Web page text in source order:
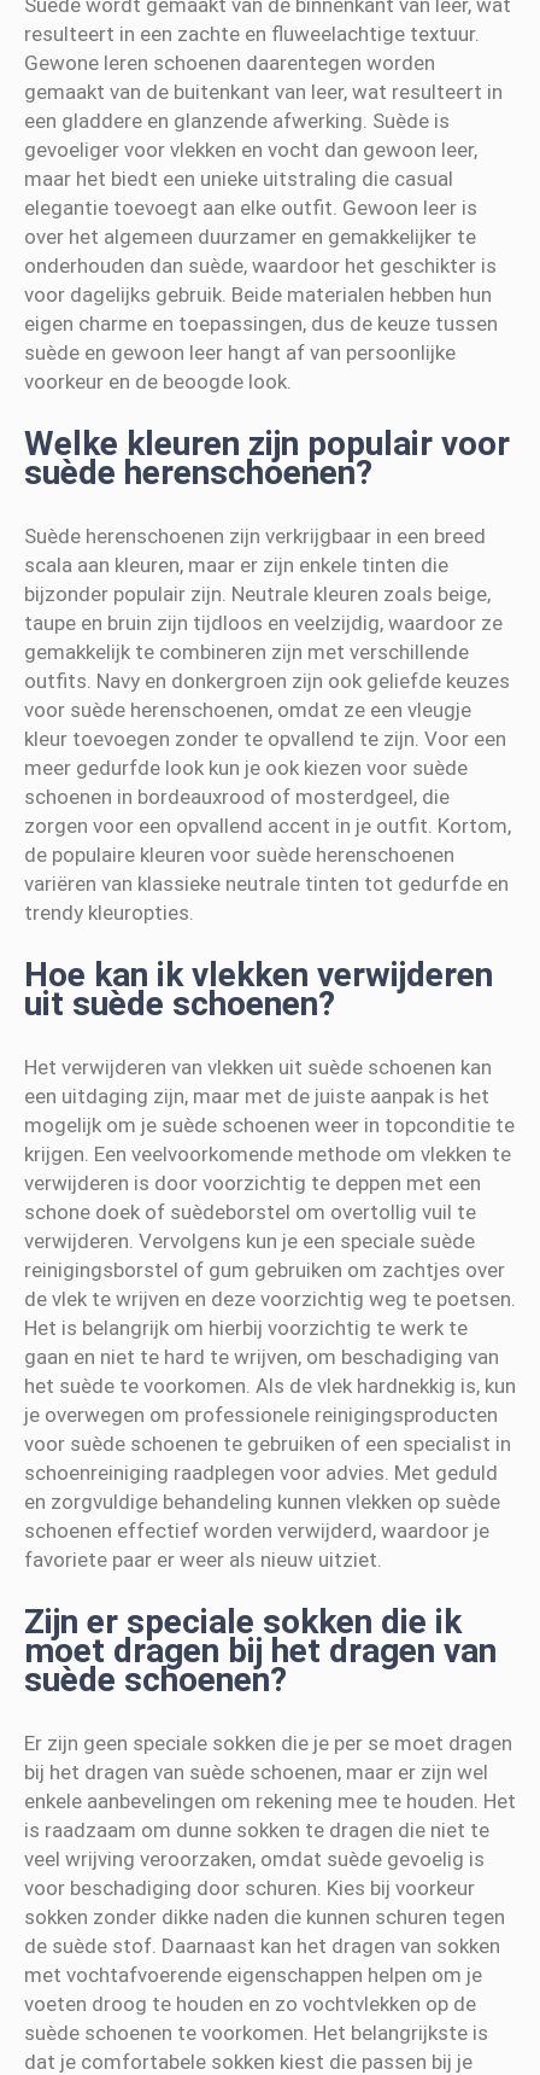
resulteert in een zachte en fluweelachtige textuur.
Gewone leren schoenen daarentegen worden
gemaakt van de buitenkant van leer, wat resulteert in
een gladdere en glanzende afwerking. Suède is
gevoeliger voor vlekken en vocht dan gewoon leer,
maar het biedt een unieke uitstraling die casual
elegantie toevoegt aan elke outfit. Gewoon leer is
over het algemeen duurzamer en gemakkelijker te
onderhouden dan suède, waardoor het geschikter is
voor dagelijks gebruik. Beide materialen hebben hun
eigen charme en toepassingen, dus de keuze tussen
suède en gewoon leer hangt af van persoonlijke
voorkeur en de beoogde look.
Welke kleuren zijn populair voor
suède herenschoenen?
Suède herenschoenen zijn verkrijgbaar in een breed
scala aan kleuren, maar er zijn enkele tinten die
bijzonder populair zijn. Neutrale kleuren zoals beige,
taupe en bruin zijn tijdloos en veelzijdig, waardoor ze
gemakkelijk te combineren zijn met verschillende
outfits. Navy en donkergroen zijn ook geliefde keuzes
voor suède herenschoenen, omdat ze een vleugje
kleur toevoegen zonder te opvallend te zijn. Voor een
meer gedurfde look kun je ook kiezen voor suède
schoenen in bordeauxrood of mosterdgeel, die
zorgen voor een opvallend accent in je outfit. Kortom,
de populaire kleuren voor suède herenschoenen
variëren van klassieke neutrale tinten tot gedurfde en
trendy kleuropties.
Hoe kan ik vlekken verwijderen
uit suède schoenen?
Het verwijderen van vlekken uit suède schoenen kan
een uitdaging zijn, maar met de juiste aanpak is het
mogelijk om je suède schoenen weer in topconditie te
krijgen. Een veelvoorkomende methode om vlekken te
verwijderen is door voorzichtig te deppen met een
schone doek of suèdeborstel om overtollig vuil te
verwijderen. Vervolgens kun je een speciale suède
reinigingsborstel of gum gebruiken om zachtjes over
de vlek te wrijven en deze voorzichtig weg te poetsen.
Het is belangrijk om hierbij voorzichtig te werk te
gaan en niet te hard te wrijven, om beschadiging van
het suède te voorkomen. Als de vlek hardnekkig is, kun
je overwegen om professionele reinigingsproducten
voor suède schoenen te gebruiken of een specialist in
schoenreiniging raadplegen voor advies. Met geduld
en zorgvuldige behandeling kunnen vlekken op suède
schoenen effectief worden verwijderd, waardoor je
favoriete paar er weer als nieuw uitziet.
Zijn er speciale sokken die ik
moet dragen bij het dragen van
suède schoenen?
Er zijn geen speciale sokken die je per se moet dragen
bij het dragen van suède schoenen, maar er zijn wel
enkele aanbevelingen om rekening mee te houden. Het
is raadzaam om dunne sokken te dragen die niet te
veel wrijving veroorzaken, omdat suède gevoelig is
voor beschadiging door schuren. Kies bij voorkeur
sokken zonder dikke naden die kunnen schuren tegen
de suède stof. Daarnaast kan het dragen van sokken
met vochtafvoerende eigenschappen helpen om je
voeten droog te houden en zo vochtvlekken op de
suède schoenen te voorkomen. Het belangrijkste is
dat je comfortabele sokken kiest die passen bij je